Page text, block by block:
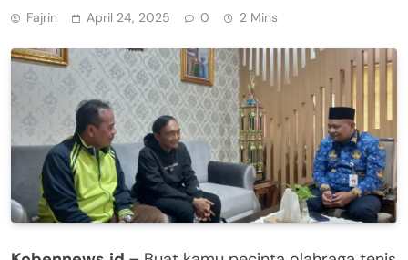
Fajrin April 24, 2025 0 2 Mins